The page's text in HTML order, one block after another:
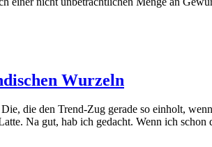
Wurzeln
die den Trend-Zug gerade so einholt,
Na gut, hab ich gedacht. Wenn ich schon